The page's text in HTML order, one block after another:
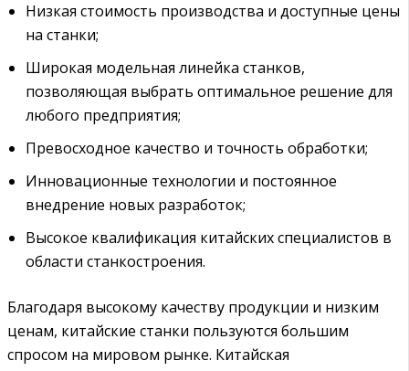
Низкая стоимость производства и доступные цены
на станки;
Широкая модельная линейка станков,
позволяющая выбрать оптимальное решение для
любого предприятия;
Превосходное качество и точность обработки;
Инновационные технологии и постоянное
внедрение новых разработок;
Высокое квалификация китайских специалистов в
области станкостроения.
Благодаря высокому качеству продукции и низким
ценам, китайские станки пользуются большим
спросом на мировом рынке. Китайская